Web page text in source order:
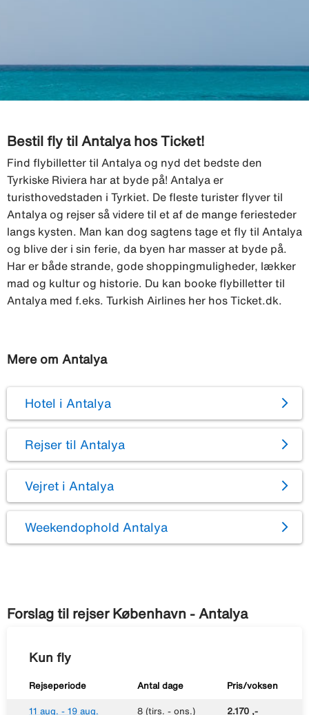
Bestil fly til Antalya hos Ticket!
Find flybilletter til Antalya og nyd det bedste den
Tyrkiske Riviera har at byde på! Antalya er
turisthovedstaden i Tyrkiet. De fleste turister flyver til
Antalya og rejser så videre til et af de mange feriesteder
langs kysten. Man kan dog sagtens tage et fly til Antalya
og blive der i sin ferie, da byen har masser at byde på.
Har er både strande, gode shoppingmuligheder, lækker
mad og kultur og historie. Du kan booke flybilletter til
Antalya med f.eks. Turkish Airlines her hos Ticket.dk.
Mere om Antalya
Hotel i Antalya
Rejser til Antalya
Vejret i Antalya
Weekendophold Antalya
Forslag til rejser København - Antalya
Kun fly
Rejseperiode Antal dage Pris/voksen
11 aug. - 19 aug. 8 (tirs. - ons.) 2.170 ,-